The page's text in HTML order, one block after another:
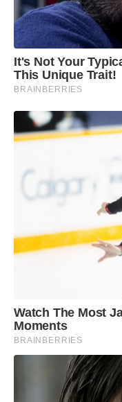
It's Not Your
This Unique Trait!
BRAINBERRIES
Watch The Most
Moments
BRAINBERRIES